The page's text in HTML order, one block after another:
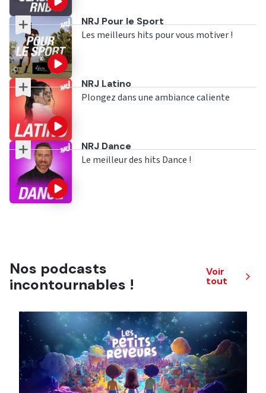
Ecouter
NRJ Pour le Sport
Les meilleurs hits pour vous motiver !
Ecouter
NRJ Latino
Plongez dans une ambiance caliente
Ecouter
NRJ Dance
Le meilleur des hits Dance !
Nos podcasts
incontournables !
Voir
tout